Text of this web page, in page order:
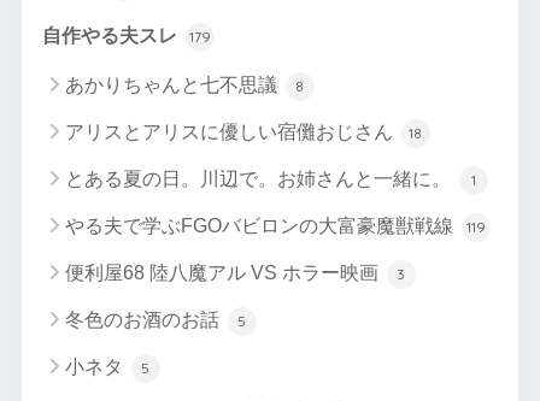
自作やる夫スレ 179
あかりちゃんと七不思議 8
アリスとアリスに優しい宿儺おじさん 18
とある夏の日。川辺で。お姉さんと一緒に。 1
やる夫で学ぶFGOバビロンの大富豪魔獣戦線 119
便利屋68 陸八魔アル VS ホラー映画 3
冬色のお酒のお話 5
小ネタ 5